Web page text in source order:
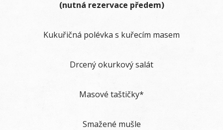
(nutná rezervace předem)
Kukuřičná polévka s kuřecím masem
Drcený okurkový salát
Masové taštičky*
Smažené mušle